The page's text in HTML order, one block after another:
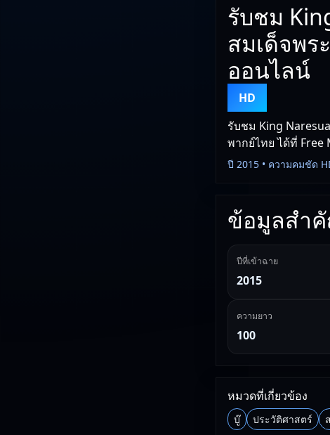
รับชม
สมเด็จพร
ออนไลน์
HD
รับชม King
พากย์ไทย ได้ที่
ปี 2015 • ความคมชัด
ข้อมูลสำ
ปีที่เข้าฉาย
2015
ความยาว
100
หมวดที่เกี่ยวข้อง
บู๊ ประวัติศาสตร์